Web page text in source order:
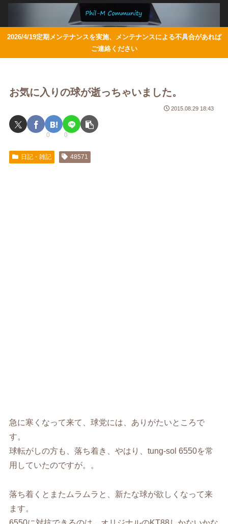
2026/4/19定期メンテナンスを実施、メンテナンスによる不具合があれば
ご連絡ください
お気に入りの球が逝っちゃいました。
2015.08.29 18:43
0 0
日記・雑記 48571
急に寒くなって来て、球党には、ありがたいところで
す。
球転がしの方も、落ち着き、やはり、tung-sol 6550を常
用していたのですが。。
落ち着くとまたムラムラと、新たな球が欲しくなって来
ます。